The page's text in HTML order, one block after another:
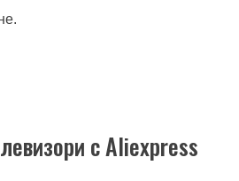
с Aliexpress